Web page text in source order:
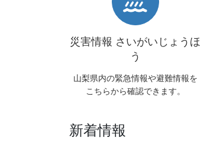
災害情報 さいがいじょうほ
う
山梨県内の緊急情報や避難情報を
こちらから確認できます。
新着情報